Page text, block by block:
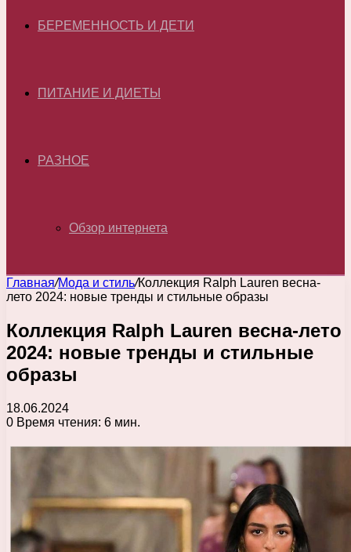
БЕРЕМЕННОСТЬ И ДЕТИ
ПИТАНИЕ И ДИЕТЫ
РАЗНОЕ
Обзор интернета
Главная/Мода и стиль/Коллекция Ralph Lauren весна-
лето 2024: новые тренды и стильные образы
Коллекция Ralph Lauren весна-лето
2024: новые тренды и стильные
образы
18.06.2024
0 Время чтения: 6 мин.